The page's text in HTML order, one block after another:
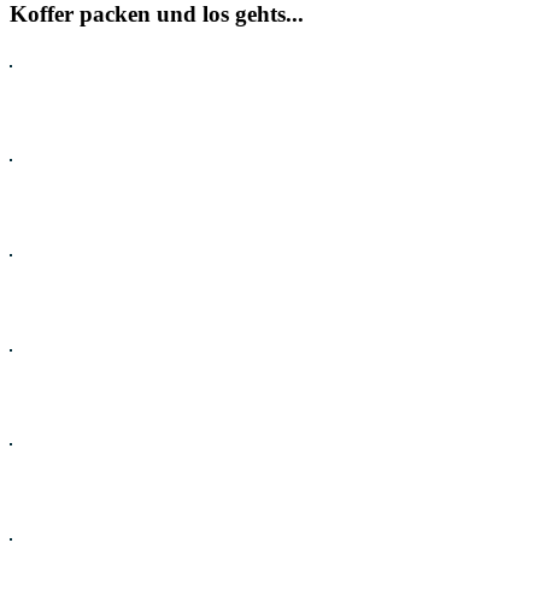
Koffer packen und los gehts...